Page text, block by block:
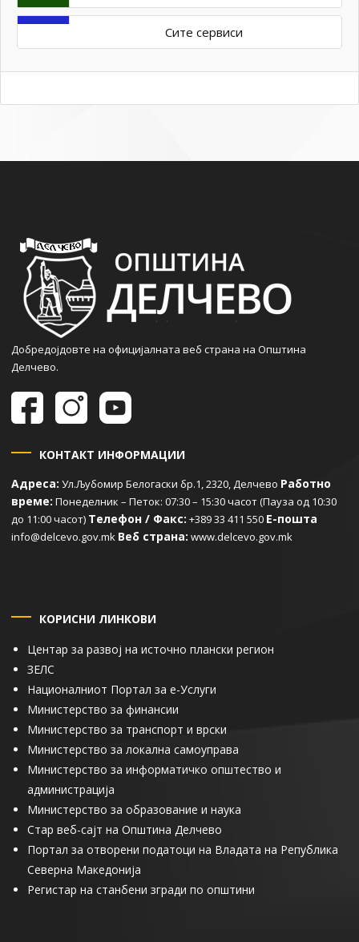
Сите сервиси
Добредојдовте на официјалната веб страна на Општина
Делчево.
КОНТАКТ ИНФОРМАЦИИ
Адреса: Ул.Љубомир Белогаски бр.1, 2320, Делчево Работно
време: Понеделник – Петок: 07:30 – 15:30 часот (Пауза од 10:30
до 11:00 часот) Телефон / Факс: +389 33 411 550 Е-пошта
info@delcevo.gov.mk Веб страна: www.delcevo.gov.mk
КОРИСНИ ЛИНКОВИ
Центар за развој на источно плански регион
ЗЕЛС
Националниот Портал за е-Услуги
Министерство за финансии
Министерство за транспорт и врски
Министерство за локална самоуправа
Министерство за информатичко општество и
администрација
Министерство за образование и наука
Стар веб-сајт на Општина Делчево
Портал за отворени податоци на Владата на Република
Северна Македонија
Регистар на станбени згради по општини